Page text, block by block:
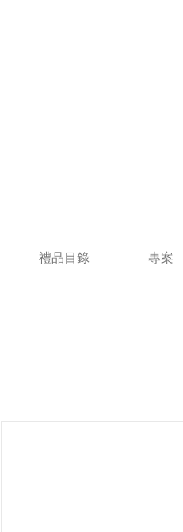
禮品目錄 專案